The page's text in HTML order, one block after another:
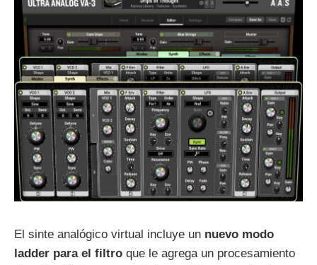
El sinte analógico virtual incluye un nuevo modo
ladder para el filtro que le agrega un procesamiento